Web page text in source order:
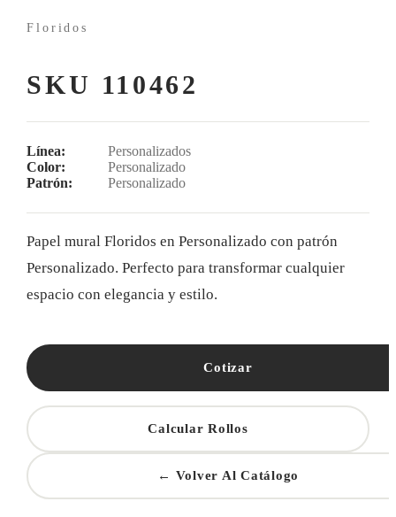
Floridos
SKU 110462
Línea:
Personalizados
Color:
Personalizado
Patrón:
Personalizado
Papel mural Floridos en Personalizado con patrón
Personalizado. Perfecto para transformar cualquier
espacio con elegancia y estilo.
Cotizar
Calcular Rollos
← Volver Al Catálogo